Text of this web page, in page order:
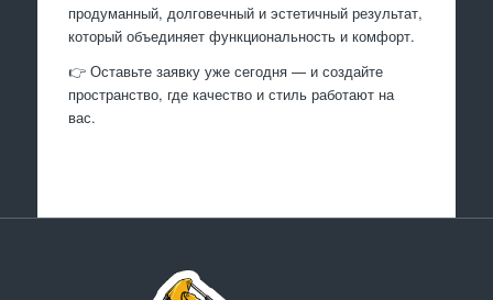
продуманный, долговечный и эстетичный результат,
который объединяет функциональность и комфорт.
👉 Оставьте заявку уже сегодня — и создайте
пространство, где качество и стиль работают на
вас.